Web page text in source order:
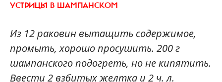
УСТРИЦЫ В ШАМПАНСКОМ
Из 12 раковин вытащить содержимое,
промыть, хорошо просушить. 200 г
шампанского подогреть, но не кипятить.
Ввести 2 взбитых желтка и 2 ч. л.